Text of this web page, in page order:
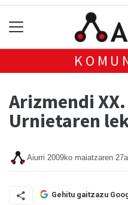
Arizmendi
Urnietaren
Aiurri 2009ko maiatzaren 27a
Gehitu gaitzazu